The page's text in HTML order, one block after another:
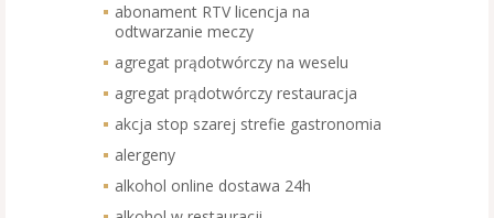
abonament RTV licencja na
odtwarzanie meczy
agregat prądotwórczy na weselu
agregat prądotwórczy restauracja
akcja stop szarej strefie gastronomia
alergeny
alkohol online dostawa 24h